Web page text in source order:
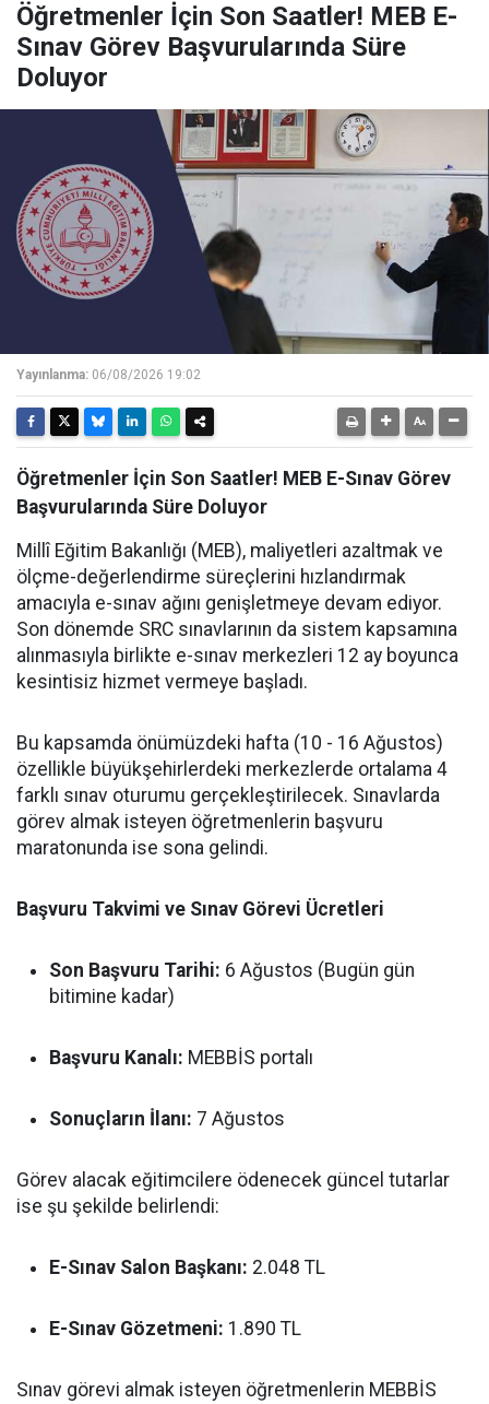
Öğretmenler İçin Son Saatler! MEB E-
Sınav Görev Başvurularında Süre
Doluyor
Yayınlanma: 06/08/2026 19:02
Öğretmenler İçin Son Saatler! MEB E-Sınav Görev
Başvurularında Süre Doluyor
Millî Eğitim Bakanlığı (MEB), maliyetleri azaltmak ve
ölçme-değerlendirme süreçlerini hızlandırmak
amacıyla e-sınav ağını genişletmeye devam ediyor.
Son dönemde SRC sınavlarının da sistem kapsamına
alınmasıyla birlikte e-sınav merkezleri 12 ay boyunca
kesintisiz hizmet vermeye başladı.
Bu kapsamda önümüzdeki hafta (10 - 16 Ağustos)
özellikle büyükşehirlerdeki merkezlerde ortalama 4
farklı sınav oturumu gerçekleştirilecek. Sınavlarda
görev almak isteyen öğretmenlerin başvuru
maratonunda ise sona gelindi.
Başvuru Takvimi ve Sınav Görevi Ücretleri
Son Başvuru Tarihi: 6 Ağustos (Bugün gün
bitimine kadar)
Başvuru Kanalı: MEBBİS portalı
Sonuçların İlanı: 7 Ağustos
Görev alacak eğitimcilere ödenecek güncel tutarlar
ise şu şekilde belirlendi:
E-Sınav Salon Başkanı: 2.048 TL
E-Sınav Gözetmeni: 1.890 TL
Sınav görevi almak isteyen öğretmenlerin MEBBİS